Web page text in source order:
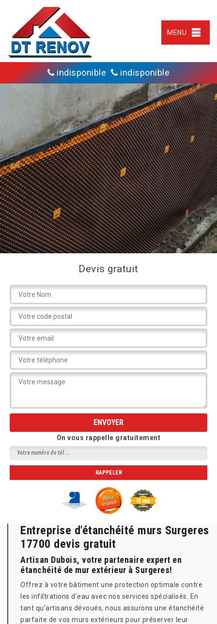
MENU
indisponible indisponible
Devis gratuit
On vous rappelle gratuitement
Entreprise d'étanchéité murs Surgeres
17700 devis gratuit
Artisan Dubois, votre partenaire expert en
étanchéité de mur extérieur à Surgeres!
Offrez à votre bâtiment une protection optimale contre
les infiltrations d'eau avec nos services spécialisés. En
tant qu'artisans dévoués, nous assurons une étanchéité
parfaite de vos murs extérieurs pour préserver leur